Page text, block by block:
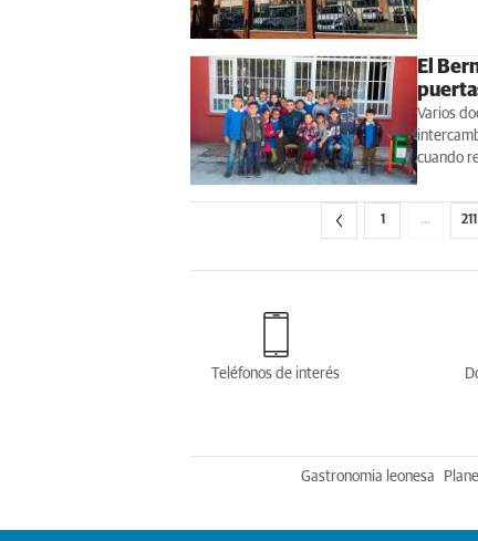
El
Varios
cuando
1 … 211
Teléfonos de interés
Gastronomia leonesa